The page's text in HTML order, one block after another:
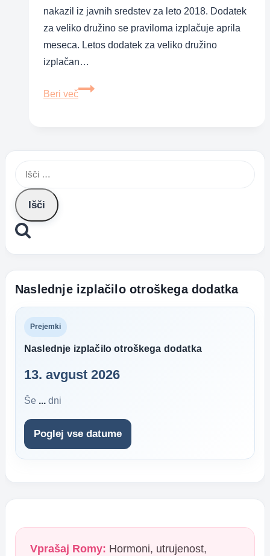
nakazil iz javnih sredstev za leto 2018. Dodatek
za veliko družino se praviloma izplačuje aprila
meseca. Letos dodatek za veliko družino
izplačan…
Beri več
Nakazila
Išči:
Naslednje izplačilo otroškega dodatka
Prejemki
Naslednje izplačilo otroškega dodatka
13. avgust 2026
Še ... dni
Poglej vse datume
Vprašaj Romy: Hormoni, utrujenost,